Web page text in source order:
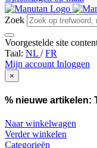
Zoek
Voorgestelde site
Taal: NL /FR
Mijn account Inloggen
×
% nieuwe artikelen:
Naar winkelwagen
Verder winkelen
Categorieën